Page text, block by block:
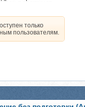
только
пользователям.